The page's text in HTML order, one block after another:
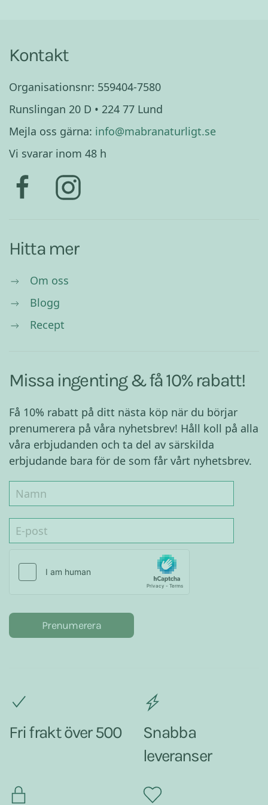
Kontakt
Organisationsnr: 559404-7580
Runslingan 20 D • 224 77 Lund
Mejla oss gärna: info@mabranaturligt.se
Vi svarar inom 48 h
Hitta mer
Om oss
Blogg
Recept
Missa ingenting & få 10% rabatt!
Få 10% rabatt på ditt nästa köp när du börjar
prenumerera på våra nyhetsbrev! Håll koll på alla
våra erbjudanden och ta del av särskilda
erbjudande bara för de som får vårt nyhetsbrev.
Prenumerera
Fri frakt över 500
Snabba
leveranser